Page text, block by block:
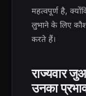
महत्वपूर्ण है,
लुभाने के लिए
करते हैं।
राज्यवार
उनका